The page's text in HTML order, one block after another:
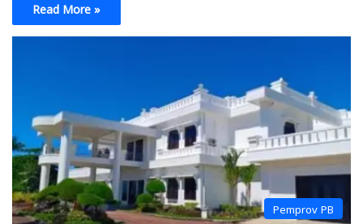
Read More »
Pemprov PB